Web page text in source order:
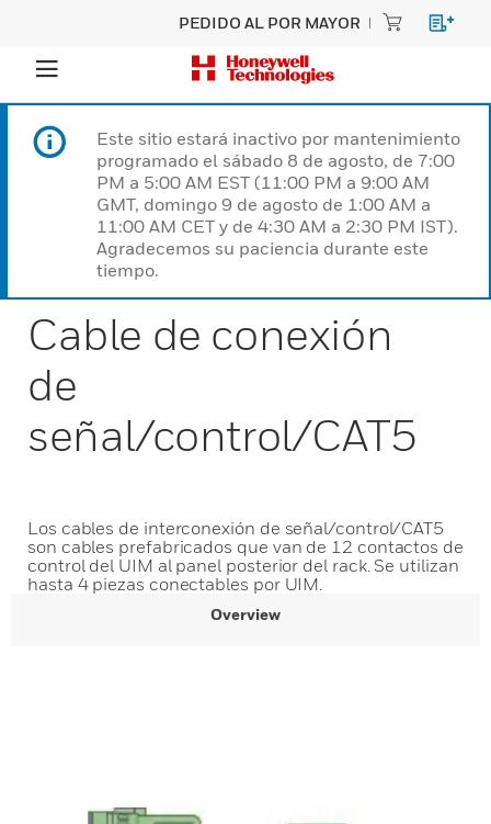
PEDIDO AL POR MAYOR
Este sitio estará inactivo por mantenimiento
programado el sábado 8 de agosto, de 7:00
PM a 5:00 AM EST (11:00 PM a 9:00 AM
GMT, domingo 9 de agosto de 1:00 AM a
11:00 AM CET y de 4:30 AM a 2:30 PM IST).
Agradecemos su paciencia durante este
tiempo.
Cable de conexión
de
señal/control/CAT5
Los cables de interconexión de señal/control/CAT5
son cables prefabricados que van de 12 contactos de
control del UIM al panel posterior del rack. Se utilizan
hasta 4 piezas conectables por UIM.
Overview